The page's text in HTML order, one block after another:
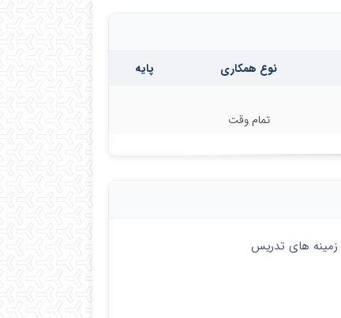
نوع همکاری پایه
تمام وقت
زمینه های تدریس